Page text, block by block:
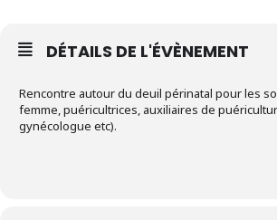
DÉTAILS DE L'ÉVÈNEMENT
Rencontre autour du deuil périnatal pour les
femme, puéricultrices, auxiliaires de
gynécologue etc).